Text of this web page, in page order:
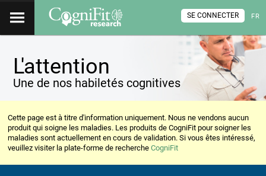
FR
SE CONNECTER
L'attention
Une de nos habiletés cognitives
Cette page est à titre d'information uniquement. Nous ne vendons aucun
produit qui soigne les maladies. Les produits de CogniFit pour soigner les
maladies sont actuellement en cours de validation. Si vous êtes intéressé,
veuillez visiter la plate-forme de rechercheCogniFit